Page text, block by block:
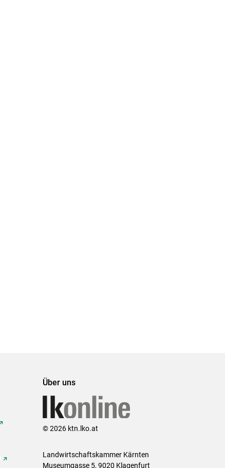
Über uns
© 2026 ktn.lko.at
Landwirtschaftskammer Kärnten
Museumgasse 5, 9020 Klagenfurt